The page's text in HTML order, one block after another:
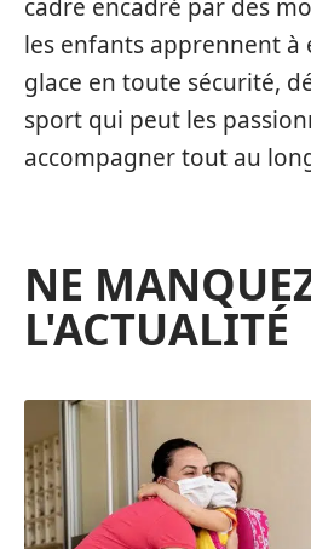
cadre encadré par des
les enfants apprennent à
glace en toute sécurité,
sport qui peut les
accompagner tout au
NE
L'ACTUALITÉ